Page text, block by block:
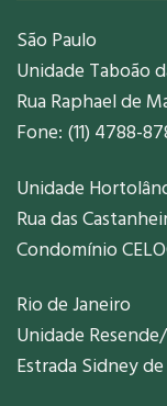
São Paulo
Unidade Taboão
Rua Raphael de
Fone: (11) 4788-
Unidade
Rua das
Condomínio
Rio de Janeiro
Unidade
Estrada Sidney